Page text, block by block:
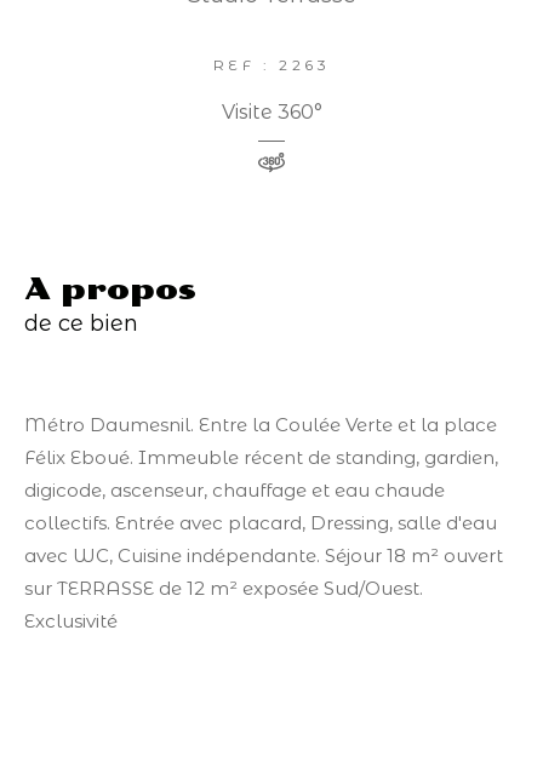
REF : 2263
Visite 360°
a propos
de ce bien
Métro Daumesnil. Entre la Coulée Verte et la place
Félix Eboué. Immeuble récent de standing, gardien,
digicode, ascenseur, chauffage et eau chaude
collectifs. Entrée avec placard, Dressing, salle d'eau
avec WC, Cuisine indépendante. Séjour 18 m² ouvert
sur TERRASSE de 12 m² exposée Sud/Ouest.
Exclusivité